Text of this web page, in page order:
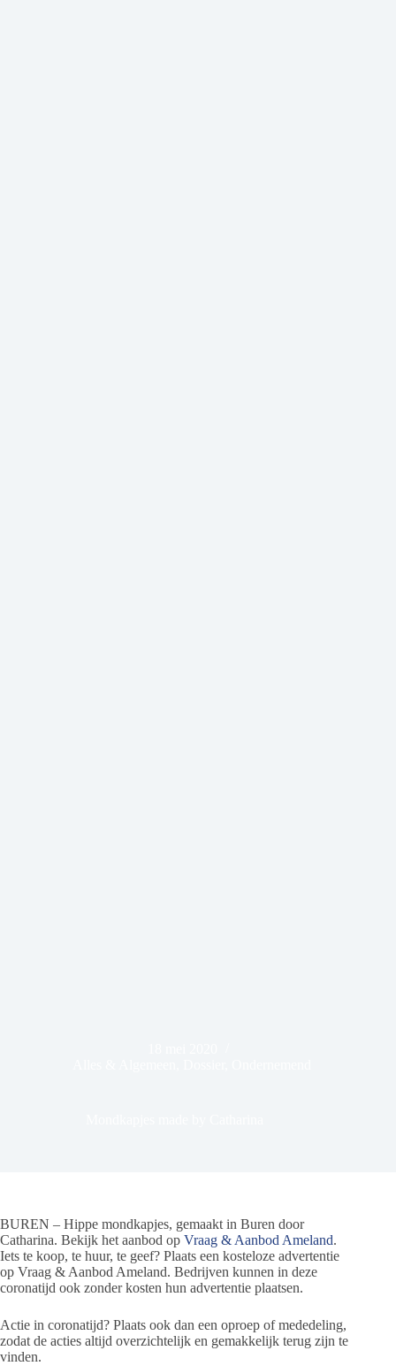
BUREN – Hippe mondkapjes, gemaakt in Buren door
Catharina. Bekijk het aanbod op Vraag & Aanbod Ameland.
Iets te koop, te huur, te geef? Plaats een kosteloze advertentie
op Vraag & Aanbod Ameland. Bedrijven kunnen in deze
coronatijd ook zonder kosten hun advertentie plaatsen.
Actie in coronatijd? Plaats ook dan een oproep of mededeling,
zodat de acties altijd overzichtelijk en gemakkelijk terug zijn te
vinden.